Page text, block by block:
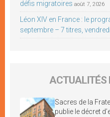
défis migratoires août 7, 2026
Léon XIV en France : le
septembre – 7 titres,
ACTUALITÉS
Sacres de la
publie le décret